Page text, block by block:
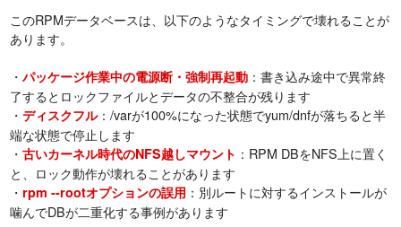
このRPMデータベースは、以下のようなタイミングで壊れることが
あります。
・パッケージ作業中の電源断・強制再起動 ：書き込み途中で異常終
了するとロックファイルとデータの不整合が残ります
・ディスクフル：/varが100%になった状態でyum/dnfが落ちると半
端な状態で停止します
・古いカーネル時代のNFS越しマウント ：RPM DBをNFS上に置く
と、ロック動作が壊れることがあります
・ rpm --rootオプションの誤用 ：別ルートに対するインストールが
噛んでDBが二重化する事例があります